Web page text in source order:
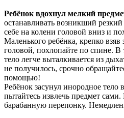
Ребёнок вдохнул мелкий
останавливать возникший
себе на колени головой вниз и
Маленького ребёнка, крепко
головой, похлопайте по спине.
тело легче выталкивается из
не получилось, срочно
помощью!
Ребёнок засунул инородное тело
пытайтесь извлечь предмет
барабанную перепонку.